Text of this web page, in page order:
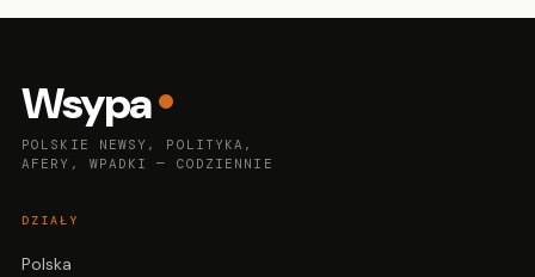
Wsypa
POLSKIE NEWSY, POLITYKA,
AFERY, WPADKI — CODZIENNIE
DZIAŁY
Polska